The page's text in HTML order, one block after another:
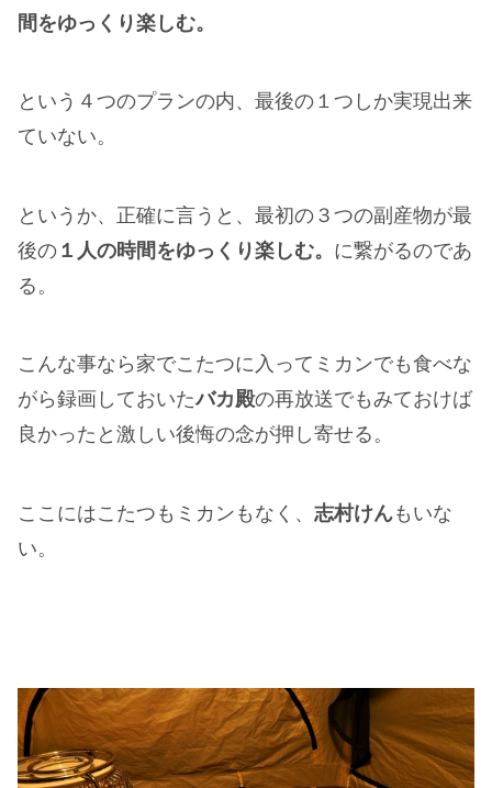
間をゆっくり楽しむ。
という４つのプランの内、最後の１つしか実現出来
ていない。
というか、正確に言うと、最初の３つの副産物が最
後の １人の時間をゆっくり楽しむ。 に繋がるのであ
る。
こんな事なら家でこたつに入ってミカンでも食べな
がら録画しておいたバカ殿の再放送でもみておけば
良かったと激しい後悔の念が押し寄せる。
ここにはこたつもミカンもなく、 志村けんもいな
い。